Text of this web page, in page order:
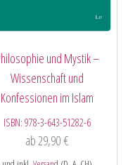
und Mystik –
Wissenschaft und
Konfessionen im Islam
ISBN: 978-3-643-51282-6
ab29,90 €